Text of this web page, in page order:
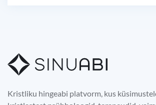
Kristliku hingeabi platvorm, kus